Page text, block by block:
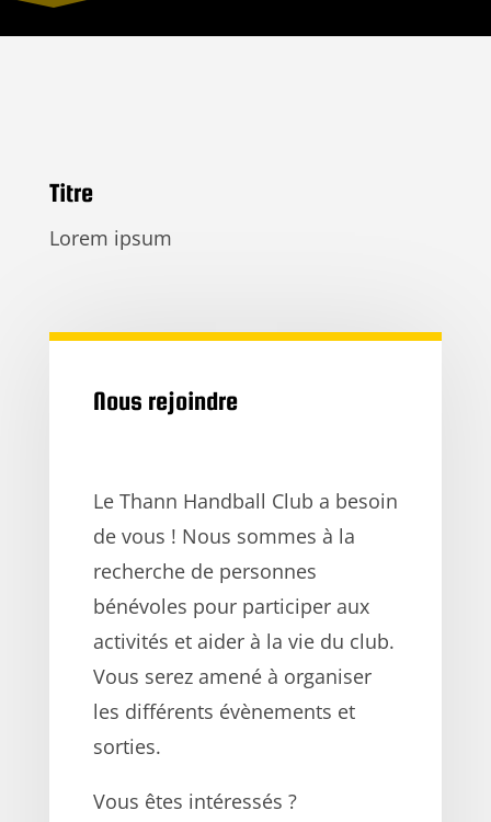
Titre
Lorem ipsum
Nous rejoindre
Le Thann Handball Club a besoin
de vous ! Nous sommes à la
recherche de personnes
bénévoles pour participer aux
activités et aider à la vie du club.
Vous serez amené à organiser
les différents évènements et
sorties.
Vous êtes intéressés ?